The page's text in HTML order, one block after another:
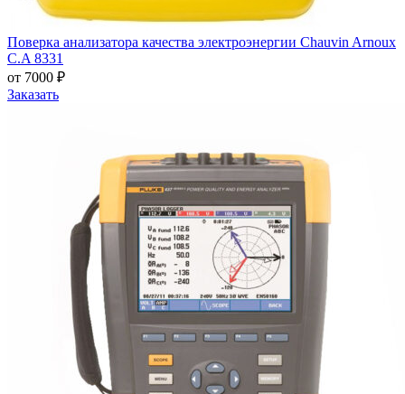
Поверка анализатора качества электроэнергии Chauvin Arnoux
C.A 8331
от 7000 ₽
Заказать